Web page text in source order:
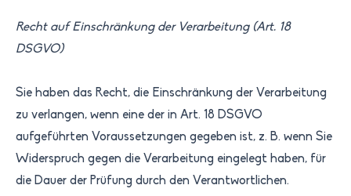
Recht auf Einschränkung der Verarbeitung (Art. 18
DSGVO)
Sie haben das Recht, die Einschränkung der Verarbeitung
zu verlangen, wenn eine der in Art. 18 DSGVO
aufgeführten Voraussetzungen gegeben ist, z. B. wenn Sie
Widerspruch gegen die Verarbeitung eingelegt haben, für
die Dauer der Prüfung durch den Verantwortlichen.